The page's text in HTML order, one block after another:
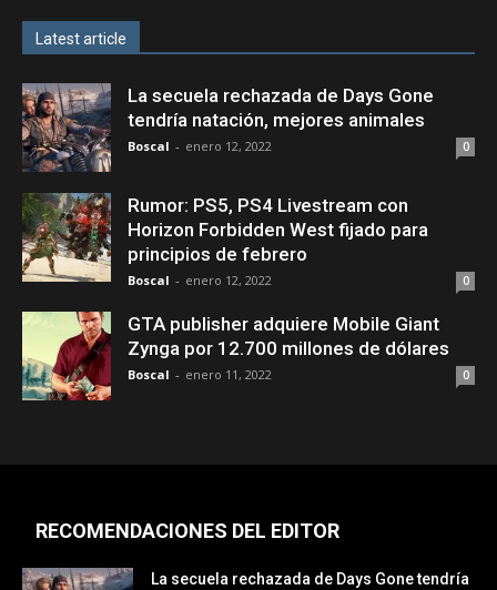
Latest article
La secuela rechazada de Days Gone
tendría natación, mejores animales
Boscal - enero 12, 2022 0
Rumor: PS5, PS4 Livestream con
Horizon Forbidden West fijado para
principios de febrero
Boscal - enero 12, 2022 0
GTA publisher adquiere Mobile Giant
Zynga por 12.700 millones de dólares
Boscal - enero 11, 2022 0
RECOMENDACIONES DEL EDITOR
La secuela rechazada de Days Gone tendría